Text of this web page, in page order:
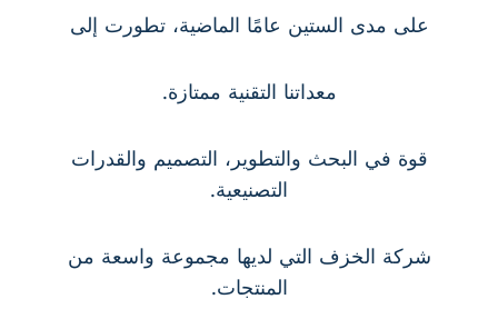
على مدى الستين عامًا الماضية، تطورت إلى
معداتنا التقنية ممتازة.
قوة في البحث والتطوير، التصميم والقدرات
التصنيعية.
شركة الخزف التي لديها مجموعة واسعة من
المنتجات.